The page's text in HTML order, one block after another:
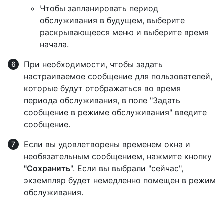
Чтобы запланировать период
обслуживания в будущем, выберите
раскрывающееся меню и выберите время
начала.
При необходимости, чтобы задать
настраиваемое сообщение для пользователей,
которые будут отображаться во время
периода обслуживания, в поле "Задать
сообщение в режиме обслуживания" введите
сообщение.
Если вы удовлетворены временем окна и
необязательным сообщением, нажмите кнопку
"Сохранить". Если вы выбрали "сейчас",
экземпляр будет немедленно помещен в режим
обслуживания.